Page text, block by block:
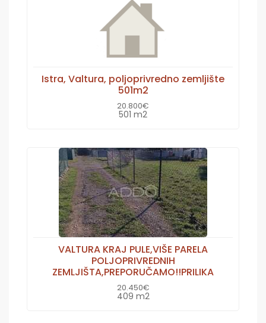
Istra, Valtura, poljoprivredno zemljište
501m2
20.800€
501 m2
VALTURA KRAJ PULE,VIŠE PARELA
POLJOPRIVREDNIH
ZEMLJIŠTA,PREPORUČAMO!!PRILIKA
20.450€
409 m2